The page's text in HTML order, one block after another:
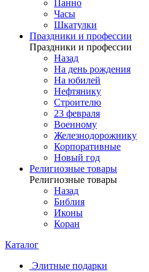
Панно
Часы
Шкатулки
Праздники и профессии
Праздники и профессии
Назад
На день рождения
На юбилей
Нефтянику
Строителю
23 февраля
Военному
Железнодорожнику
Корпоративные
Новый год
Религиозные товары
Религиозные товары
Назад
Библия
Иконы
Коран
Каталог
Элитные подарки